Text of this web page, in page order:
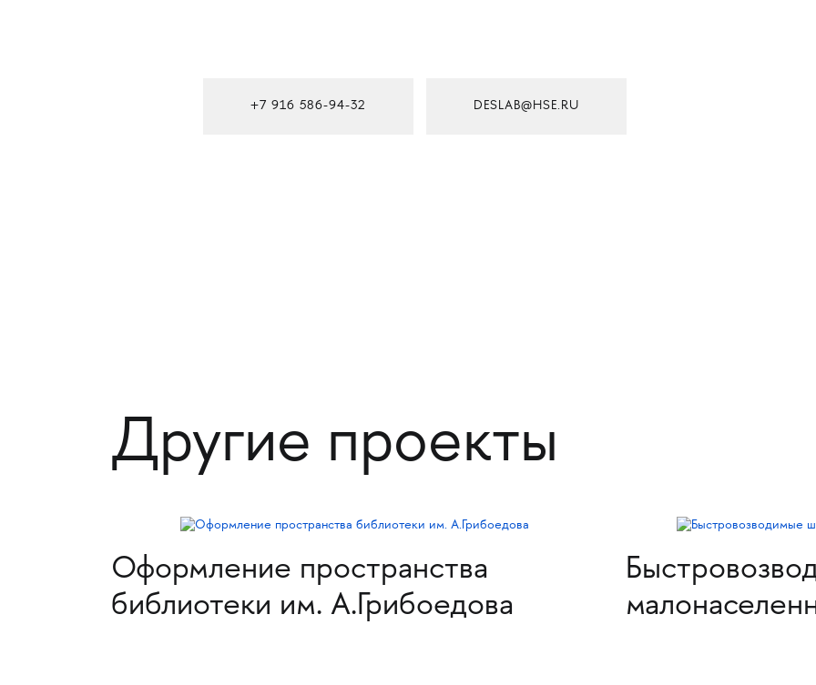
+7 916 586-94-32 DESLAB@HSE.RU
Другие проекты
Оформление пространства
библиотеки им. А.Грибоедова